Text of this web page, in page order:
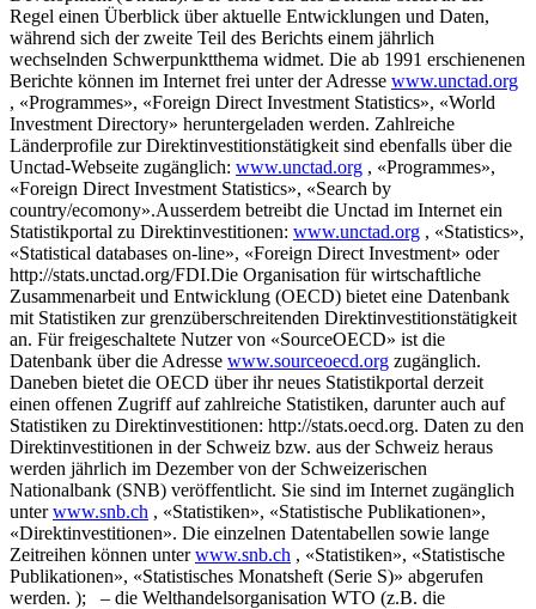
Regel einen Überblick über aktuelle Entwicklungen und Daten,
während sich der zweite Teil des Berichts einem jährlich
wechselnden Schwerpunktthema widmet. Die ab 1991 erschienenen
Berichte können im Internet frei unter der Adresse www.unctad.org
, «Programmes», «Foreign Direct Investment Statistics», «World
Investment Directory» heruntergeladen werden. Zahlreiche
Länderprofile zur Direktinvestitionstätigkeit sind ebenfalls über die
Unctad-Webseite zugänglich: www.unctad.org , «Programmes»,
«Foreign Direct Investment Statistics», «Search by
country/ecomony».Ausserdem betreibt die Unctad im Internet ein
Statistikportal zu Direktinvestitionen: www.unctad.org , «Statistics»,
«Statistical databases on-line», «Foreign Direct Investment» oder
http://stats.unctad.org/FDI.Die Organisation für wirtschaftliche
Zusammenarbeit und Entwicklung (OECD) bietet eine Datenbank
mit Statistiken zur grenzüberschreitenden Direktinvestitionstätigkeit
an. Für freigeschaltete Nutzer von «SourceOECD» ist die
Datenbank über die Adresse www.sourceoecd.org zugänglich.
Daneben bietet die OECD über ihr neues Statistikportal derzeit
einen offenen Zugriff auf zahlreiche Statistiken, darunter auch auf
Statistiken zu Direktinvestitionen: http://stats.oecd.org. Daten zu den
Direktinvestitionen in der Schweiz bzw. aus der Schweiz heraus
werden jährlich im Dezember von der Schweizerischen
Nationalbank (SNB) veröffentlicht. Sie sind im Internet zugänglich
unterwww.snb.ch , «Statistiken», «Statistische Publikationen»,
«Direktinvestitionen». Die einzelnen Datentabellen sowie lange
Zeitreihen können unterwww.snb.ch , «Statistiken», «Statistische
Publikationen», «Statistisches Monatsheft (Serie S)» abgerufen
werden. ); – die Welthandelsorganisation WTO (z.B. die